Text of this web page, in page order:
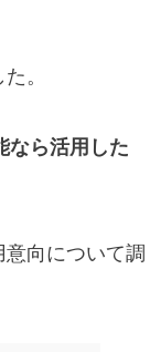
。
なら活用した
向について調